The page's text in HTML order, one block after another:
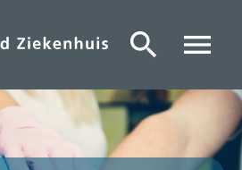
menu
search